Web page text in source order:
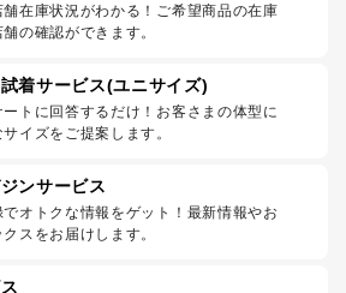
在庫状況がわかる！ご希望商品の在庫
の確認ができます。
着サービス(ユニサイズ)
トに回答するだけ！お客さまの体型に
イズをご提案します。
ンサービス
でオトクな情報をゲット！最新情報やお
スをお届けします。